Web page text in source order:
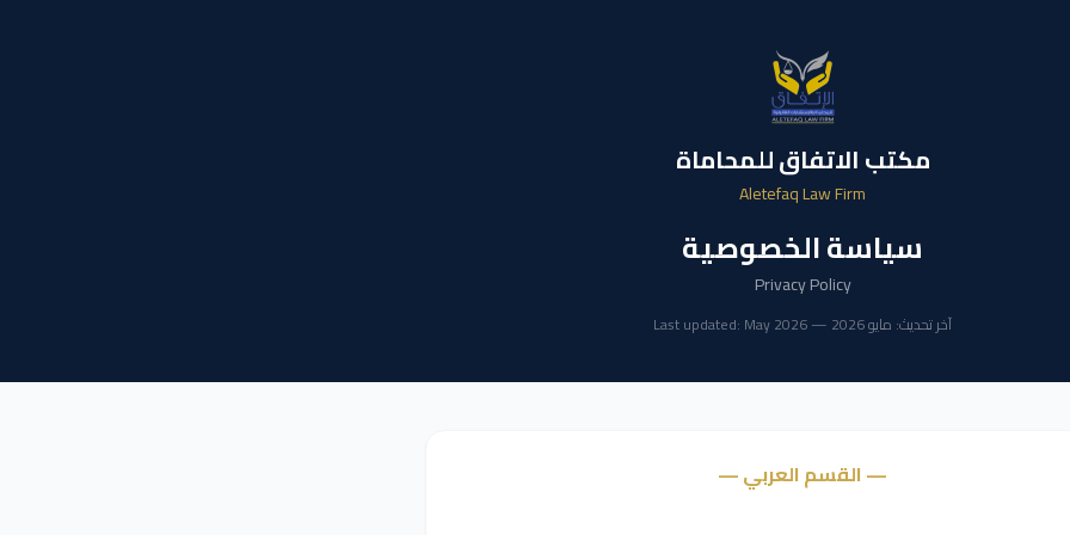
مكتب الاتفاق للمحاماة
Aletefaq Law Firm
سياسة الخصوصية
Privacy Policy
آخر تحديث: مايو 2026 — Last updated: May 2026
— القسم العربي —